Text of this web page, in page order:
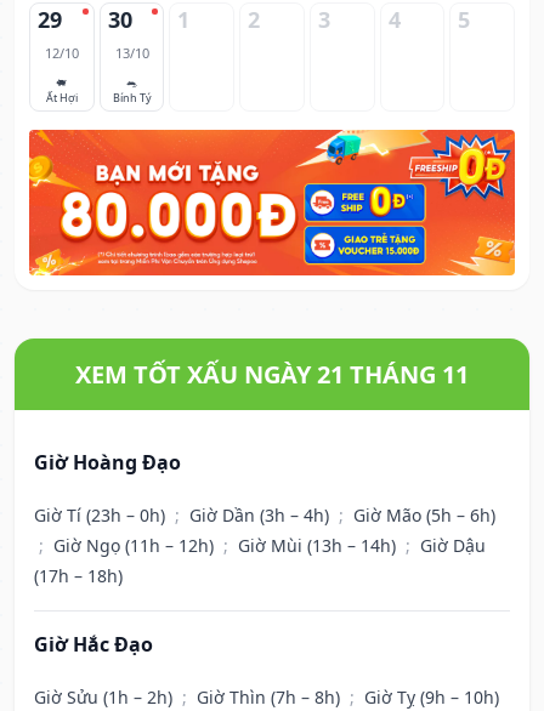
29
12/10
🐖
Ất Hợi
30
13/10
🐀
Bính Tý
1 2 3 4 5
XEM TỐT XẤU NGÀY 21 THÁNG 11
Giờ Hoàng Đạo
Giờ Tí (23h – 0h) ; Giờ Dần (3h – 4h) ; Giờ Mão (5h – 6h)
; Giờ Ngọ (11h – 12h) ; Giờ Mùi (13h – 14h) ; Giờ Dậu
(17h – 18h)
Giờ Hắc Đạo
Giờ Sửu (1h – 2h) ; Giờ Thìn (7h – 8h) ; Giờ Tỵ (9h – 10h)